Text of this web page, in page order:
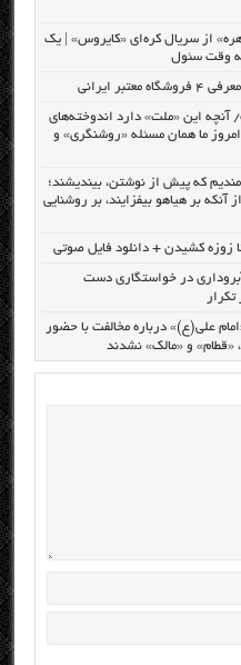
از سریال کره‌ای «کایروس» | یک
وقت سئول
ایرانی
این «ملت» دارد اندوخته‌های
ما همان مسئله «روشنگری» و
که پیش از نوشتن، بیندیشند؛
بر هیاهو بیفزایند، بر روشنایی
زوزه کشیدن + دانلود فایل صوتی
در خواستگاری دست
علی(ع)» درباره مخالفت با حضور
«قطام» و «مالک» نشدند